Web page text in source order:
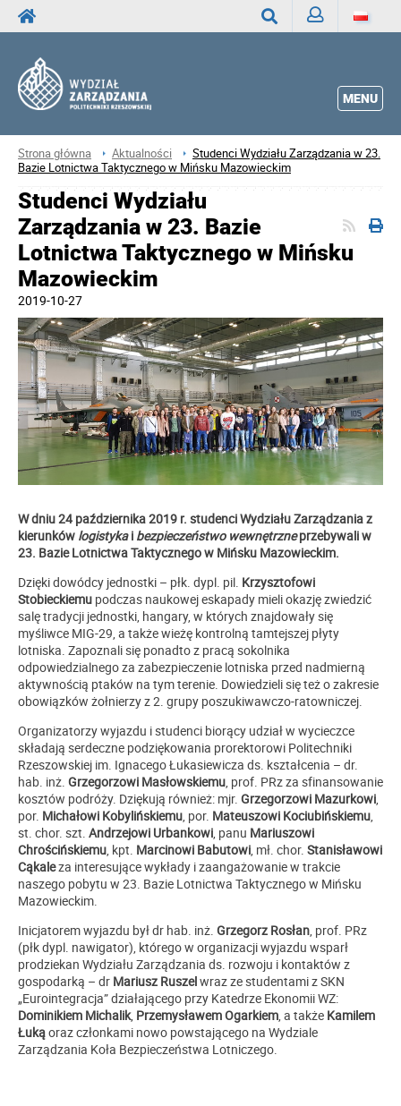
MENU
Strona główna Aktualności
Studenci Wydziału Zarządzania w 23.
Bazie Lotnictwa Taktycznego w Mińsku Mazowieckim
Studenci Wydziału
Zarządzania w 23. Bazie
Lotnictwa Taktycznego w Mińsku
Mazowieckim
2019-10-27
W dniu 24 października 2019 r. studenci Wydziału Zarządzania z
kierunków logistykai bezpieczeństwo wewnętrzneprzebywali w
23. Bazie Lotnictwa Taktycznego w Mińsku Mazowieckim.
Dziękidowódcy jednostki – płk. dypl. pil. Krzysztofowi
Stobieckiemu podczas naukowej eskapady mieli okazję zwiedzić
salę tradycji jednostki, hangary, w których znajdowały się
myśliwce MIG-29, a także wieżę kontrolną tamtejszej płyty
lotniska. Zapoznali się ponadto z pracą sokolnika
odpowiedzialnego za zabezpieczenie lotniska przed nadmierną
aktywnością ptaków na tym terenie. Dowiedzieli się też o zakresie
obowiązków żołnierzy z 2. grupy poszukiwawczo-ratowniczej.
Organizatorzy wyjazdu i studenci biorący udział w wycieczce
składają serdeczne podziękowania prorektorowi Politechniki
Rzeszowskiej im. Ignacego Łukasiewicza ds. kształcenia – dr.
hab. inż. Grzegorzowi Masłowskiemu , prof. PRzza sfinansowanie
kosztów podróży. Dziękują również: mjr. Grzegorzowi Mazurkowi
por. Michałowi Kobylińskiemu , por. Mateuszowi Kociubińskiemu
st. chor. szt. Andrzejowi Urbankowi , panu Mariuszowi
Chrościńskiemu , kpt. Marcinowi Babutowi , mł. chor. Stanisławowi
Cąkaleza interesujące wykłady i zaangażowanie w trakcie
naszego pobytu w 23. Bazie Lotnictwa Taktycznego w Mińsku
Mazowieckim.
Inicjatorem wyjazdu był dr hab. inż. Grzegorz Rosłan , prof. PRz
(płk dypl. nawigator), którego w organizacji wyjazdu wsparł
prodziekan Wydziału Zarządzania ds. rozwoju i kontaktów z
gospodarką – dr Mariusz Ruszelwraz ze studentami z SKN
„Eurointegracja” działającego przy Katedrze Ekonomii WZ:
Dominikiem Michalik, Przemysławem Ogarkiem a także Kamilem
Łukąoraz członkami nowo powstającego na Wydziale
Zarządzania Koła Bezpieczeństwa Lotniczego.